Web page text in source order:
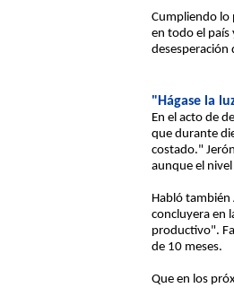
Cumpliendo lo
en todo el país
desesperación
"Hágase la
En el acto de
que durante
costado."
aunque el
Habló también
concluyera en
productivo".
de 10 meses.
Que en los